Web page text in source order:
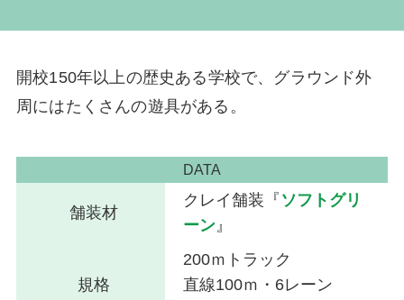
文字の見えづらさや操作にお困りの方へ
開校150年以上の歴史ある学校で、グラウンド外
周にはたくさんの遊具がある。
DATA
舗装材
クレイ舗装『 ソフトグリ
ーン』
規格
200ｍトラック
直線100ｍ・6レーン